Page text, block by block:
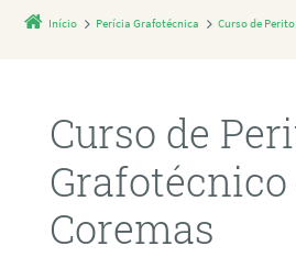
Início Perícia Grafotécnica Curso de
Curso de
Coremas